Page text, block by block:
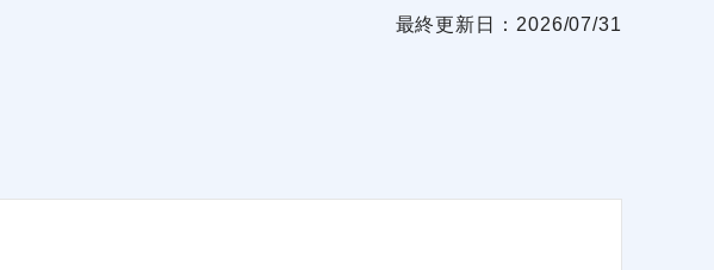
最終更新日：2026/07/31